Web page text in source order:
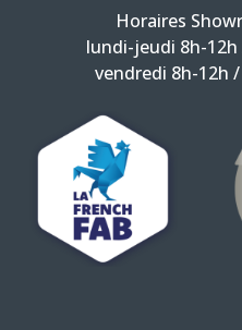
Horaires
lundi-jeudi 8h-12h
vendredi 8h-12h